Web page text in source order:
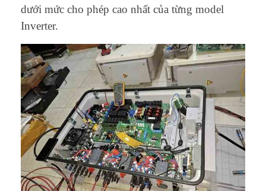
dưới mức cho phép cao nhất của từng model
Inverter.